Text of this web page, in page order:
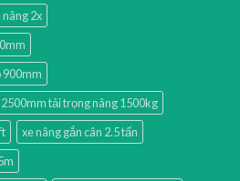
nâng 2x
900mm
tải trọng nâng 1500kg
xe nâng gắn cân 2.5 tấn